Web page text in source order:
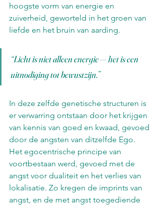
hoogste vorm van energie en
zuiverheid, geworteld in het groen van
liefde en het bruin van aarding.
“Licht is niet alleen energie — het is een
uitnodiging tot bewustzijn.”
In deze zelfde genetische structuren is
er verwarring ontstaan door het krijgen
van kennis van goed en kwaad, gevoed
door de angsten van ditzelfde Ego.
Het egocentrische principe van
voortbestaan werd, gevoed met de
angst voor dualiteit en het verlies van
lokalisatie. Zo kregen de imprints van
angst, en de met angst toegediende